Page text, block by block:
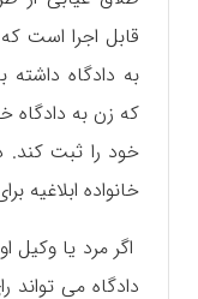
قابل اجرا است
به دادگاه
که زن به دادگاه
خود را ثبت کند.
خانواده ابلاغیه
اگر مرد یا وکیل
دادگاه می تواند